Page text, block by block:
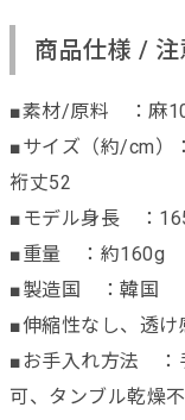
商品仕様 / 注
■素材/原料 ：麻
■サイズ（約/cm）
裄丈52
■モデル身長 ：
■重量 ：約160g
■製造国 ：韓国
■伸縮性なし、透け
■お手入れ方法 ：
可、タンブル乾燥